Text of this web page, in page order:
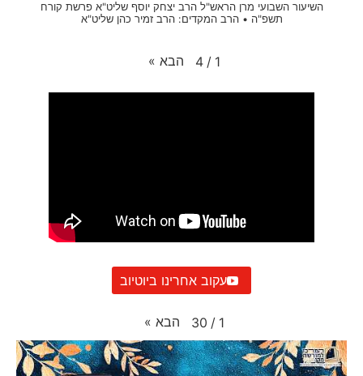
השיעור השבועי מרן הראש"ל הרב יצחק יוסף שליט"א פרשת קורח
תשפ"ה • הרב המקדים: הרב זמיר כהן שליט"א
1
/
4 הבא »
עקוב אחרינו ביוטיוב
1
/
30 הבא »